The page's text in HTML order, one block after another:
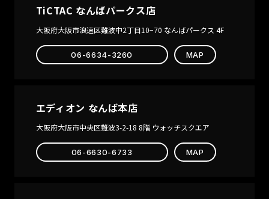
TiCTAC なんばパークス店
大阪府大阪市浪速区難波中2丁目10−70 なんばパークス 4F
06-6634-3260 MAP
エディオン なんば本店
大阪府大阪市中央区難波3-2-18 8階 ウォッチスクエア
06-6630-6733 MAP